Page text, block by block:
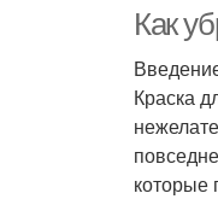
Как
Краска
которые